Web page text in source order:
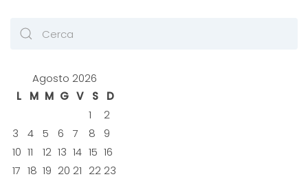
Agosto 2026
L
M M G V S
D
1
2
3
4 5 6 7 8
9
10 11 12 13 14 15 16
17 18 19 20 21 22 23